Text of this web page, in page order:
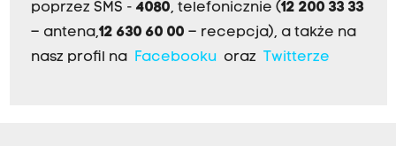
poprzez SMS - 4080, telefonicznie (12 200 33 33
– antena,12 630 60 00 – recepcja), a także na
nasz profil na Facebookuoraz Twitterze